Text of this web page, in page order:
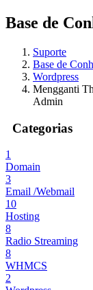
Base de
Suporte
Base de
Wordpress
Mengganti
Admin
Categorias
1
Domain
3
Email /Webmail
10
Hosting
8
Radio Streaming
8
WHMCS
2